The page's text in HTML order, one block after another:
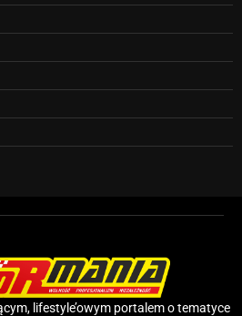
lifestyle’owym portalem o tematyce